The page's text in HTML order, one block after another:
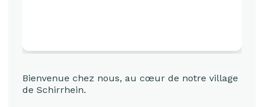
Bienvenue chez nous, au cœur de notre village
de Schirrhein.